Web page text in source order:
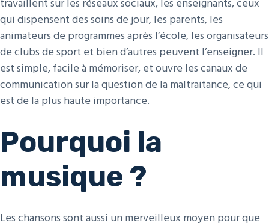
travaillent sur les réseaux sociaux, les enseignants, ceux
qui dispensent des soins de jour, les parents, les
animateurs de programmes après l’école, les organisateurs
de clubs de sport et bien d’autres peuvent l’enseigner. Il
est simple, facile à mémoriser, et ouvre les canaux de
communication sur la question de la maltraitance, ce qui
est de la plus haute importance.
Pourquoi la
musique ?
Les chansons sont aussi un merveilleux moyen pour que